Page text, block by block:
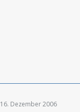
16. Dezember 2006